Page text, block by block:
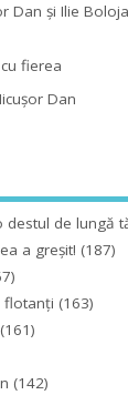
Dan şi Ilie
fierea
Dan
de lungă
a greşit! (187)
flotanţi (163)
(161)
(142)